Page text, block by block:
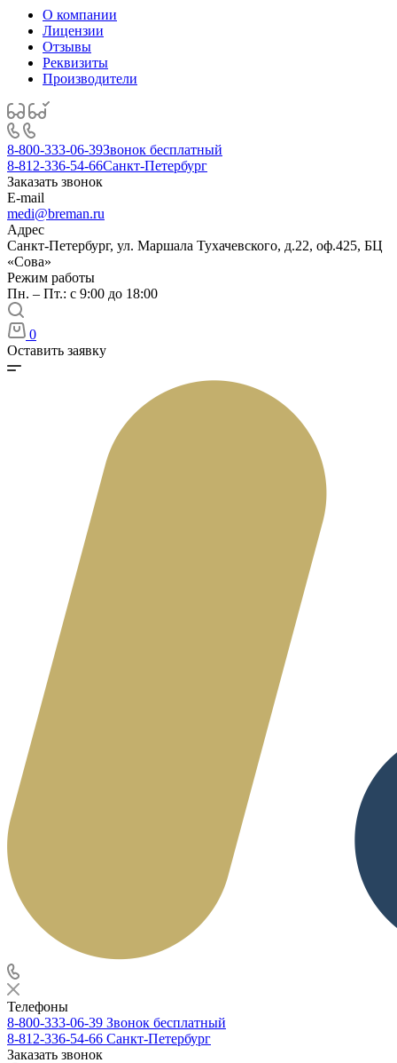
О компании
Лицензии
Отзывы
Реквизиты
Производители
8-800-333-06-39Звонок бесплатный
8-812-336-54-66Санкт-Петербург
Заказать звонок
E-mail
medi@breman.ru
Адрес
Санкт-Петербург, ул. Маршала Тухачевского, д.22, оф.425, БЦ
«Сова»
Режим работы
Пн. – Пт.: с 9:00 до 18:00
0
Оставить заявку
Телефоны
8-800-333-06-39 Звонок бесплатный
8-812-336-54-66 Санкт-Петербург
Заказать звонок